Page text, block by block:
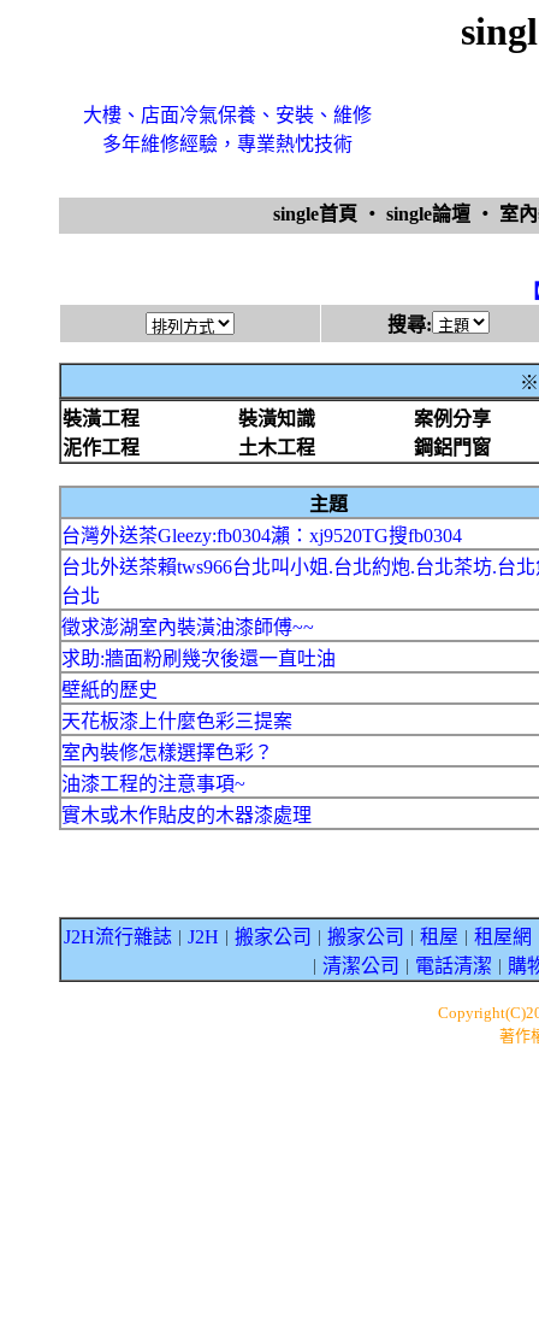
大樓、店面冷氣保養、安裝、維修
多年維修經驗，專業熱忱技術
single首頁 ‧ single論壇 ‧ 室
搜尋:
※
裝潢工程
裝潢知識
案例分享
泥作工程
土木工程 鋼鋁門窗
主題
台灣外送茶Gleezy:fb0304瀨：xj9520TG搜fb0304
台北外送茶賴tws966台北叫小姐.台北約炮.台北茶坊.台
台北
徵求澎湖室內裝潢油漆師傅~~
求助:牆面粉刷幾次後還一直吐油
壁紙的歷史
天花板漆上什麼色彩三提案
室內裝修怎樣選擇色彩？
油漆工程的注意事項~
實木或木作貼皮的木器漆處理
J2H流行雜誌 J2H 搬家公司 搬家公司 租屋 租屋網
清潔公司 電話清潔 購
著作